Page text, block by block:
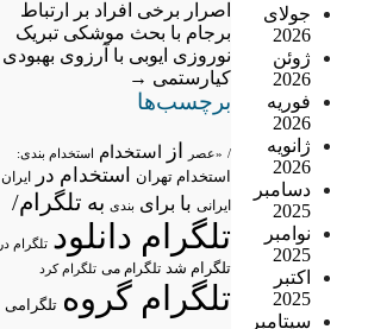
جولای
2026
ژوئن
2026
فوریه
2026
ژانویه
2026
دسامبر
2025
نوامبر
2025
اکتبر
2025
سپتامبر
اصرار برخی افراد بر ارتباط
برجام با بحث موشکی تبریک
نوروزی ایوبی با آرزوی بهبودی
کیارستمی →
برچسب‌ها
/ «عصر از استخدام استخدام بندی:
استخدام تهران استخدام در ایران
ایرانی با برای بندی به تلگرام/
تلگرام دانلود تلگرام در
تلگرام شد تلگرام می تلگرام کرد
تلگرام گروه تلگرامی